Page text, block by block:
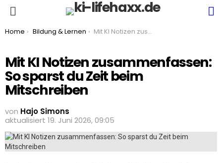
You are here:
Home Bildung & Lernen Mit KI Notizen zusammenfassen: So sparst du Zeit beim Mitschreiben
Mit KI Notizen zusammenfassen:
So sparst du Zeit beim
Mitschreiben
von Hajo Simons
aktualisiert 19. Juni 2026, 09:05